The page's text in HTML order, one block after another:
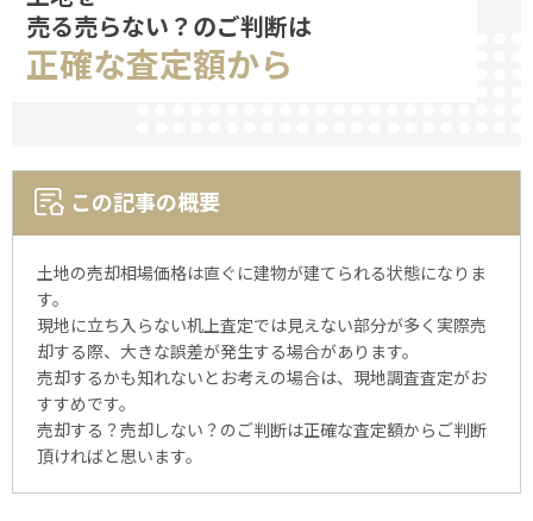
売る売らない？のご判断は
正確な査定額から
この記事の概要
土地の売却相場価格は直ぐに建物が建てられる状態になりま
す。
現地に立ち入らない机上査定では見えない部分が多く実際売
却する際、大きな誤差が発生する場合があります。
売却するかも知れないとお考えの場合は、現地調査査定がお
すすめです。
売却する？売却しない？のご判断は正確な査定額からご判断
頂ければと思います。